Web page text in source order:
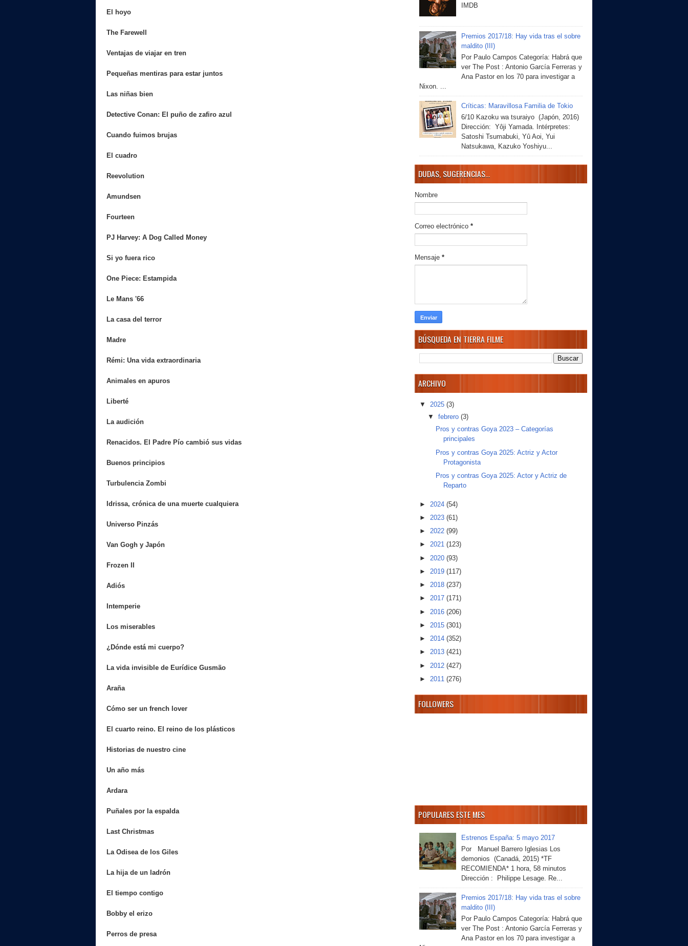
El hoyo
The Farewell
Ventajas de viajar en tren
Pequeñas mentiras para estar juntos
Las niñas bien
Detective Conan: El puño de zafiro azul
Cuando fuimos brujas
El cuadro
Reevolution
Amundsen
Fourteen
PJ Harvey: A Dog Called Money
Si yo fuera rico
One Piece: Estampida
Le Mans '66
La casa del terror
Madre
Rémi: Una vida extraordinaria
Animales en apuros
Liberté
La audición
Renacidos. El Padre Pío cambió sus vidas
Buenos principios
Turbulencia Zombi
Idrissa, crónica de una muerte cualquiera
Universo Pinzás
Van Gogh y Japón
Frozen II
Adiós
Intemperie
Los miserables
¿Dónde está mi cuerpo?
La vida invisible de Eurídice Gusmão
Araña
Cómo ser un french lover
El cuarto reino. El reino de los plásticos
Historias de nuestro cine
Un año más
Ardara
Puñales por la espalda
Last Christmas
La Odisea de los Giles
La hija de un ladrón
El tiempo contigo
Bobby el erizo
Perros de presa
IMDB
Premios 2017/18: Hay vida tras el sobre
maldito (III)
Por Paulo Campos Categoría: Habrá que
ver The Post : Antonio García Ferreras y
Ana Pastor en los 70 para investigar a
Nixon. ...
Críticas: Maravillosa Familia de Tokio
6/10 Kazoku wa tsuraiyo (Japón, 2016)
Dirección: Yôji Yamada. Intérpretes:
Satoshi Tsumabuki, Yû Aoi, Yui
Natsukawa, Kazuko Yoshiyu...
DUDAS, SUGERENCIAS...
Nombre
Correo electrónico *
Mensaje *
BÚSQUEDA EN TIERRA FILME
ARCHIVO
▼ 2025 (3)
▼ febrero (3)
Pros y contras Goya 2023 – Categorías
principales
Pros y contras Goya 2025: Actriz y Actor
Protagonista
Pros y contras Goya 2025: Actor y Actriz de
Reparto
► 2024 (54)
► 2023 (61)
► 2022 (99)
► 2021 (123)
► 2020 (93)
► 2019 (117)
► 2018 (237)
► 2017 (171)
► 2016 (206)
► 2015 (301)
► 2014 (352)
► 2013 (421)
► 2012 (427)
► 2011 (276)
FOLLOWERS
POPULARES ESTE MES
Estrenos España: 5 mayo 2017
Por Manuel Barrero Iglesias Los
demonios (Canadá, 2015) *TF
RECOMIENDA* 1 hora, 58 minutos
Dirección : Philippe Lesage. Re...
Premios 2017/18: Hay vida tras el sobre
maldito (III)
Por Paulo Campos Categoría: Habrá que
ver The Post : Antonio García Ferreras y
Ana Pastor en los 70 para investigar a